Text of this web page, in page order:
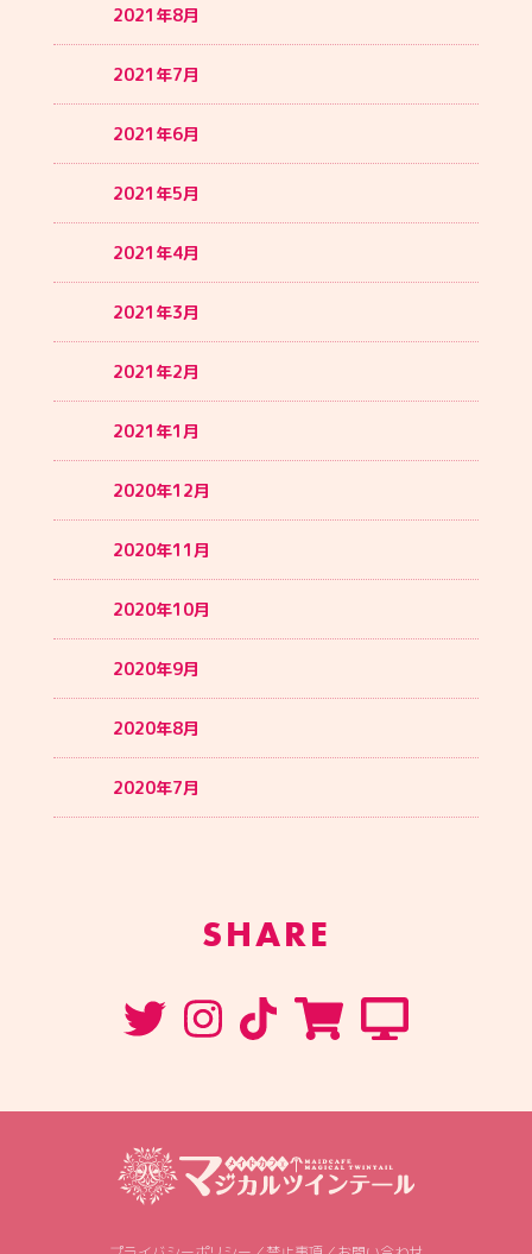
2021年8月
2021年7月
2021年6月
2021年5月
2021年4月
2021年3月
2021年2月
2021年1月
2020年12月
2020年11月
2020年10月
2020年9月
2020年8月
2020年7月
SHARE